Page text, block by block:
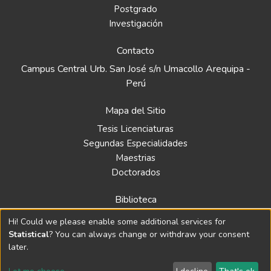
Postgrado
Investigación
Contacto
Campus Central Urb. San José s/n Umacollo Arequipa -
Perú
Mapa del Sitio
Tesis Licenciaturas
Segundas Especialidades
Maestrias
Doctorados
Biblioteca
Política
Normativa
Hi! Could we please enable some additional services for
Statistical? You can always change or withdraw your consent
later.